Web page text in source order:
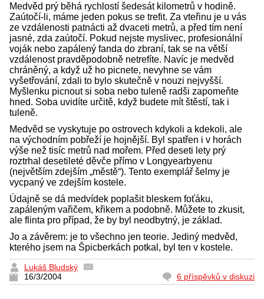
Medvěd prý běhá rychlostí šedesát kilometrů v hodině.
Zaútočí-li, máme jeden pokus se trefit. Za vteřinu je u vás
ze vzdálenosti patnácti až dvaceti metrů, a před tím není
jasné, zda zaútočí. Pokud nejste myslivec, profesionální
voják nebo zapálený fanda do zbraní, tak se na větší
vzdálenost pravděpodobně netrefíte. Navíc je medvěd
chráněný, a když už ho picnete, nevyhne se vám
vyšetřování, zdali to bylo skutečně v nouzi nejvyšší.
Myšlenku picnout si soba nebo tuleně radši zapomeňte
hned. Soba uvidíte určitě, když budete mít štěstí, tak i
tuleně.
Medvěd se vyskytuje po ostrovech kdykoli a kdekoli, ale
na východním pobřeží je hojnější. Byl spatřen i v horách
výše než tisíc metrů nad mořem. Před deseti lety prý
roztrhal desetileté děvče přímo v Longyearbyenu
(největším zdejším „městě“). Tento exemplář šelmy je
vycpaný ve zdejším kostele.
Údajně se dá medvídek poplašit bleskem foťáku,
zapáleným vařičem, křikem a podobně. Můžete to zkusit,
ale flinta pro případ, že by byl neodbytný, je základ.
Jo a závěrem: je to všechno jen teorie. Jediný medvěd,
kterého jsem na Špicberkách potkal, byl ten v kostele.
Lukáš Bludský
16/3/2004
6 příspěvků v diskuzi